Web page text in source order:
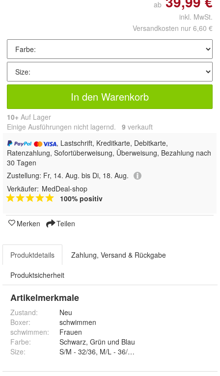
ab
inkl. MwSt.
Versandkosten nur 6,60 €
In den Warenkorb
10+ Auf Lager
Einige Ausführungen nicht lagernd. 9 verkauft
, Lastschrift, Kreditkarte, Debitkarte,
Ratenzahlung, Sofortüberweisung, Überweisung, Bezahlung nach
30 Tagen
Zustellung: Fr, 14. Aug. bis Di, 18. Aug.
Verkäufer: MedDeal-shop
100% positiv
Merken Teilen
Produktdetails Zahlung, Versand & Rückgabe
Produktsicherheit
Artikelmerkmale
Zustand:
Neu
Boxer:
schwimmen
schwimmen:
Frauen
Farbe:
Schwarz, Grün und Blau
Size: